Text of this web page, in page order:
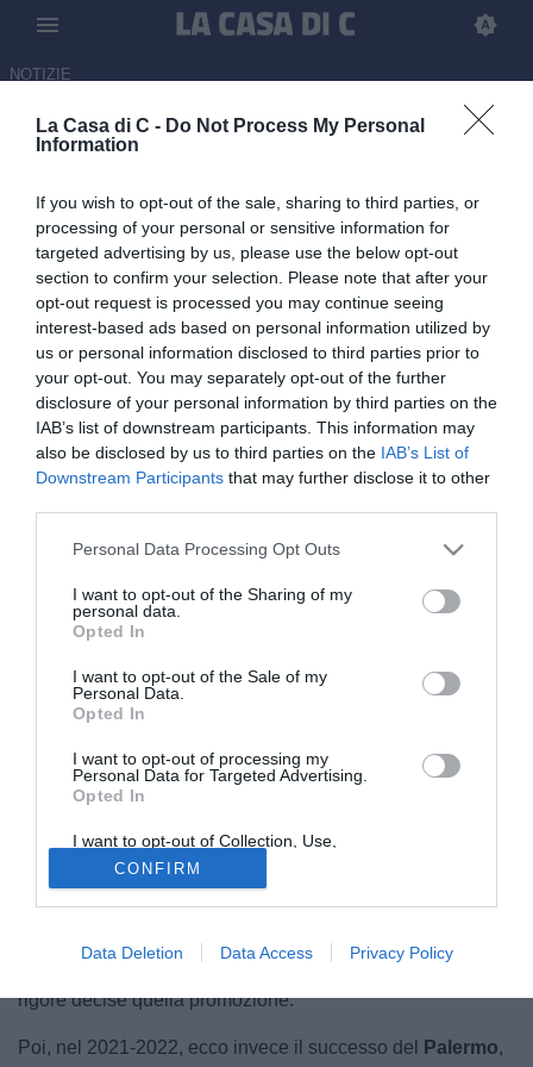
La Casa di C - Do Not Process My Personal
Information
If you wish to opt-out of the sale, sharing to third parties, or
processing of your personal or sensitive information for
targeted advertising by us, please use the below opt-out
section to confirm your selection. Please note that after your
opt-out request is processed you may continue seeing
interest-based ads based on personal information utilized by
us or personal information disclosed to third parties prior to
your opt-out. You may separately opt-out of the further
disclosure of your personal information by third parties on the
IAB’s list of downstream participants. This information may
also be disclosed by us to third parties on the IAB’s List of
Downstream Participants that may further disclose it to other
Personal Data Processing Opt Outs
I want to opt-out of the Sharing of my
personal data.
Opted In
I want to opt-out of the Sale of my
Personal Data.
Opted In
I want to opt-out of processing my
Personal Data for Targeted Advertising.
Opted In
I want to opt-out of Collection, Use,
Retention, Sale, and/or Sharing of my
Personal Data that Is Unrelated with the
Purposes for which it was collected.
Opted Out
CONFIRM
Data Deletion Data Access Privacy Policy
NOTIZIE
Finale playoff, Union Brescia e
appuntamento: tra precedenti e
tabù da sfatare
02.06.2026 10:00 di Antonio Esposito
Dall'Alessandria al Pescara, campione durante l'ultima post
season: dati e statistiche in vista della finale playoff 2025/2026
del 2026 per l'andata della finale playoff, gara pronta a
regalare emozioni ma anche a sfatare tabù importanti in
seconde classificate a distanza di cinque anni dall'ultima
volta, quando furono invece l'Alessandria e il Padova a
contendersi la quarta promozione. Era la stagione 2020-
2021 e furono proprio i grigi ad aggiudicarsi la Serie B
rigore decise quella promozione.
Poi, nel 2021-2022, ecco invece il successo del Palermo,